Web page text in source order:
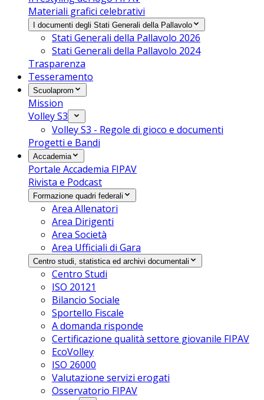
Materiali grafici celebrativi
I documenti degli Stati Generali della Pallavolo
Stati Generali della Pallavolo 2026
Stati Generali della Pallavolo 2024
Trasparenza
Tesseramento
Scuolaprom
Mission
Volley S3
Volley S3 - Regole di gioco e documenti
Progetti e Bandi
Accademia
Portale Accademia FIPAV
Rivista e Podcast
Formazione quadri federali
Area Allenatori
Area Dirigenti
Area Società
Area Ufficiali di Gara
Centro studi, statistica ed archivi documentali
Centro Studi
ISO 20121
Bilancio Sociale
Sportello Fiscale
A domanda risponde
Certificazione qualità settore giovanile FIPAV
EcoVolley
ISO 26000
Valutazione servizi erogati
Osservatorio FIPAV